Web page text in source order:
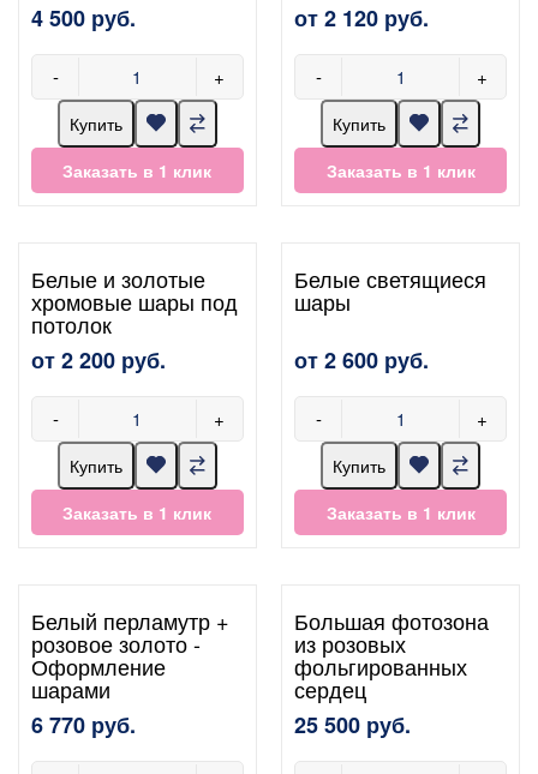
4 500 руб.
- +
Купить
Заказать в 1 клик
от 2 120 руб.
- +
Купить
Заказать в 1 клик
Белые и золотые
хромовые шары под
потолок
от 2 200 руб.
- +
Купить
Заказать в 1 клик
Белые светящиеся
шары
от 2 600 руб.
- +
Купить
Заказать в 1 клик
Белый перламутр +
розовое золото -
Оформление
шарами
6 770 руб.
Большая фотозона
из розовых
фольгированных
сердец
25 500 руб.